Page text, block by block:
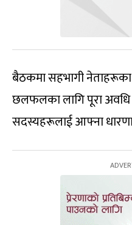
बैठकमा सहभागी नेताहरूका
छलफलका लागि पूरा अवधि
सदस्यहरूलाई आफ्ना